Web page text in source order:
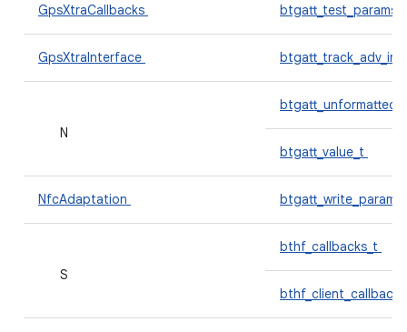
GpsXtraCallbacks
GpsXtraInterface
N
btgatt_value_t
NfcAdaptation
S
bthf_callbacks_t